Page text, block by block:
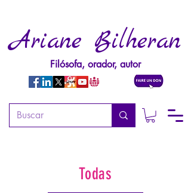
Ariane Bilheran
Filósofa, orador, autor
Todas